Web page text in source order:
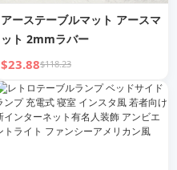
アーステーブルマット アースマ
ット 2mmラバー
$23.88$118.23